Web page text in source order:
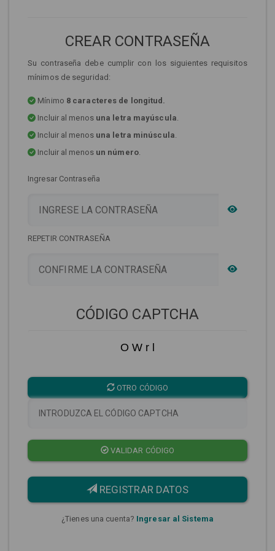
CREAR CONTRASEÑA
Su contraseña debe cumplir con los siguientes requisitos
mínimos de seguridad:
Mínimo 8 caracteres de longitud.
Incluir al menos una letra mayúscula.
Incluir al menos una letra minúscula.
Incluir al menos un número.
Ingresar Contraseña
REPETIR CONTRASEÑA
CÓDIGO CAPTCHA
O W r l
OTRO CÓDIGO
VALIDAR CÓDIGO
REGISTRAR DATOS
¿Tienes una cuenta? Ingresar al Sistema